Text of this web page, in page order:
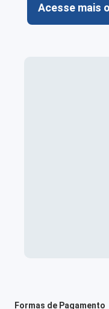
Acesse mais
Formas de Pagamento